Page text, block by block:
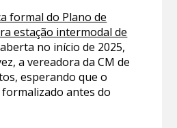
formal do Plano de
estação intermodal de
no início de 2025,
a vereadora da CM de
esperando que o
antes do